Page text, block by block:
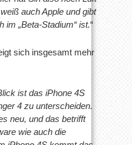
auch Apple und gibt
im „Beta-Stadium“ ist.“
sich insgesamt mehr
ist das iPhone 4S
4 zu unterscheiden.
neu, und das betrifft
wie auch die